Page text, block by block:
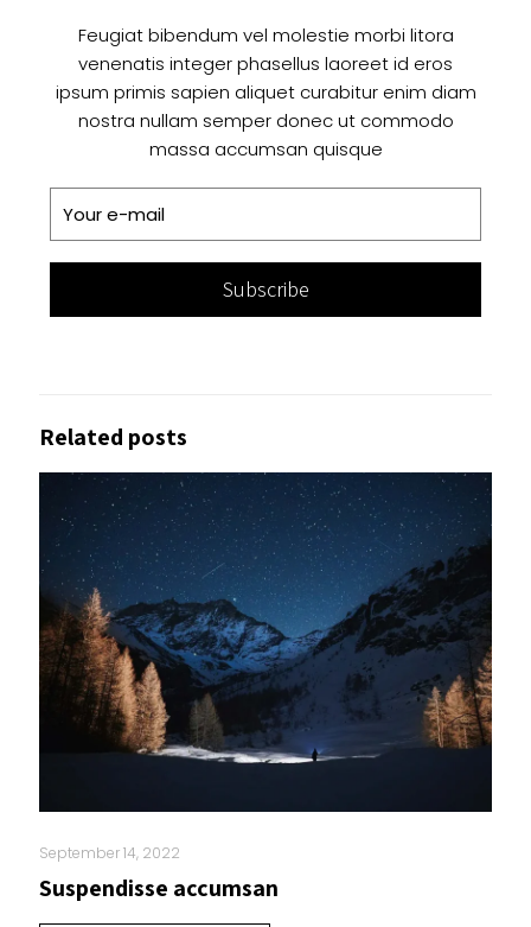
Feugiat bibendum vel molestie morbi litora
venenatis integer phasellus laoreet id eros
ipsum primis sapien aliquet curabitur enim diam
nostra nullam semper donec ut commodo
massa accumsan quisque
Related posts
September 14, 2022
Suspendisse accumsan